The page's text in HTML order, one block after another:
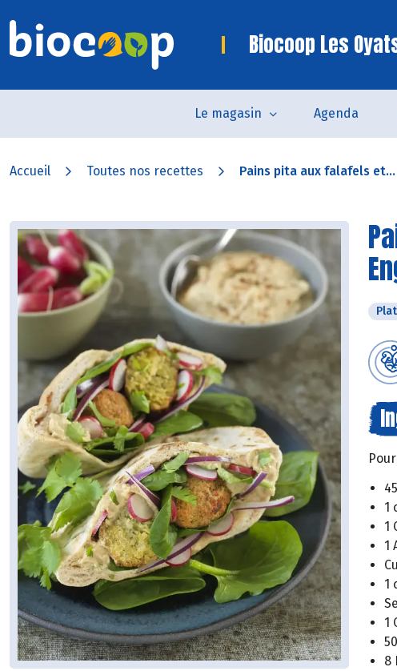
Biocoop Les
Le magasin Agenda
Accueil Toutes nos recettes Pains pita aux falafels et...
1
1
1
1
1
8